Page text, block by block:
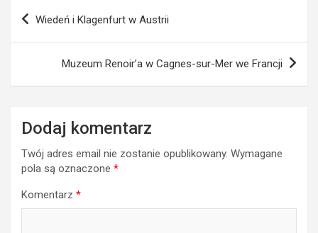
Nawigacja
Wiedeń i Klagenfurt w Austrii
Muzeum Renoir’a w Cagnes-sur-Mer we Francji
Dodaj komentarz
Twój adres email nie zostanie opublikowany. Wymagane
pola są oznaczone *
Komentarz *